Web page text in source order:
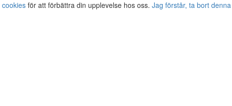
cookies för att förbättra din upplevelse hos oss. Jag förstår, ta bort